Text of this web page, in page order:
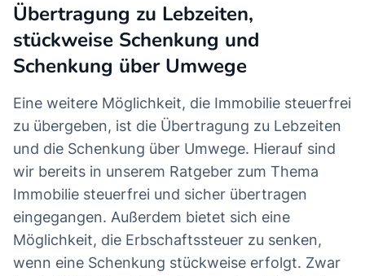
Übertragung zu Lebzeiten,
stückweise Schenkung und
Schenkung über Umwege
Eine weitere Möglichkeit, die Immobilie steuerfrei
zu übergeben, ist die Übertragung zu Lebzeiten
und die Schenkung über Umwege. Hierauf sind
wir bereits in unserem Ratgeber zum Thema
Immobilie steuerfrei und sicher übertragen
eingegangen. Außerdem bietet sich eine
Möglichkeit, die Erbschaftssteuer zu senken,
wenn eine Schenkung stückweise erfolgt. Zwar